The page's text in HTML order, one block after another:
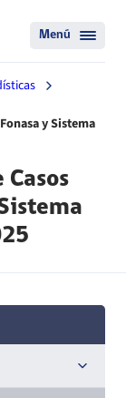
Menú
y Sistema